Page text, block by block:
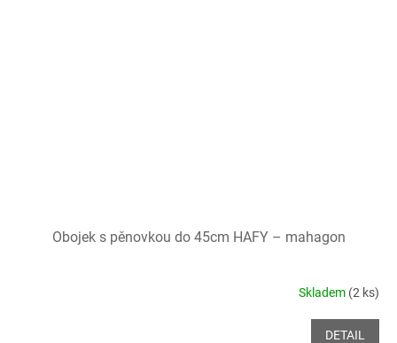
Obojek s pěnovkou do 45cm HAFY – mahagon
Skladem (2 ks)
DETAIL